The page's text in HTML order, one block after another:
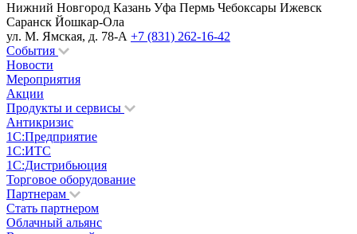
Нижний Новгород Казань Уфа Пермь Чебоксары Ижевск
Саранск Йошкар-Ола
ул. М. Ямская, д. 78-А +7 (831) 262-16-42
События
Новости
Мероприятия
Акции
Продукты и сервисы
Антикризис
1С:Предприятие
1С:ИТС
1С:Дистрибьюция
Торговое оборудование
Партнерам
Стать партнером
Облачный альянс